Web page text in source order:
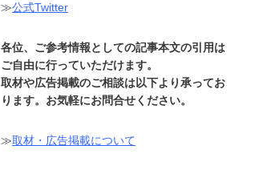
≫公式Twitter
各位、ご参考情報としての記事本文の引用は
ご自由に行っていただけます。
取材や広告掲載のご相談は以下より承ってお
ります。お気軽にお問合せください。
≫取材・広告掲載について